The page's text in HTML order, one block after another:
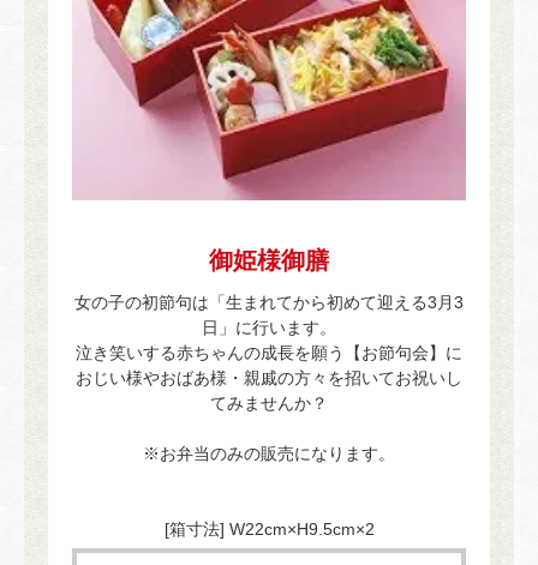
御姫様御膳
女の子の初節句は「生まれてから初めて迎える3月3
日」に行います。
泣き笑いする赤ちゃんの成長を願う【お節句会】に
おじい様やおばあ様・親戚の方々を招いてお祝いし
てみませんか？
※お弁当のみの販売になります。
[箱寸法] W22cm×H9.5cm×2